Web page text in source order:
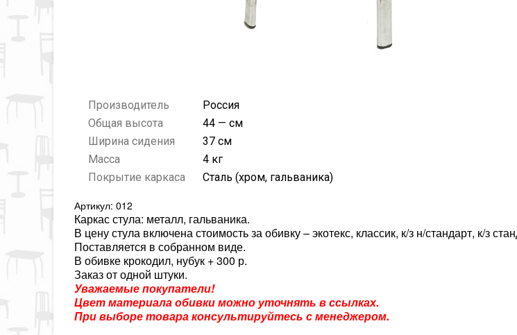
Производитель
Россия
Общая высота
44 — см
Ширина сидения
37 см
Масса
4 кг
Покрытие каркаса
Сталь (хром, гальваника)
Артикул: 012
Каркас стула: металл, гальваника.
В цену стула включена стоимость за обивку – экотекс, классик, к/з н/стандарт, к/з
Поставляется в собранном виде.
В обивке крокодил, нубук + 300 р.
Заказ от одной штуки.
Уважаемые покупатели!
Цвет материала обивки можно уточнять в ссылках.
При выборе товара консультируйтесь с менеджером.